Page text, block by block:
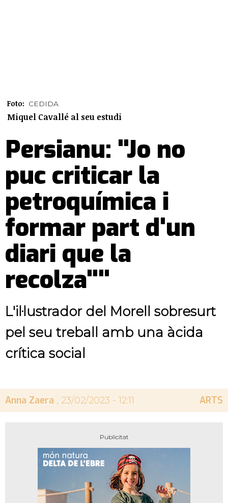
Foto: CEDIDA
Miquel Cavallé al seu estudi
Persianu: "Jo no
puc criticar la
petroquímica i
formar part d'un
diari que la
recolza""
L'il·lustrador del Morell sobresurt
pel seu treball amb una àcida
crítica social
Anna Zaera , 23/02/2023 - 12:11 ARTS